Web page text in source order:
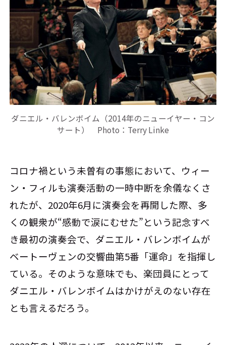
ダニエル・バレンボイム（2014年のニューイヤー・コン
サート） Photo：Terry Linke
コロナ禍という未曽有の事態において、ウィー
ン・フィルも演奏活動の一時中断を余儀なくさ
れたが、2020年6月に演奏会を再開した際、多
くの観衆が“感動で涙にむせた”という記念すべ
き最初の演奏会で、ダニエル・バレンボイムが
ベートーヴェンの交響曲第5番「運命」を指揮し
ている。そのような意味でも、楽団員にとって
ダニエル・バレンボイムはかけがえのない存在
とも言えるだろう。